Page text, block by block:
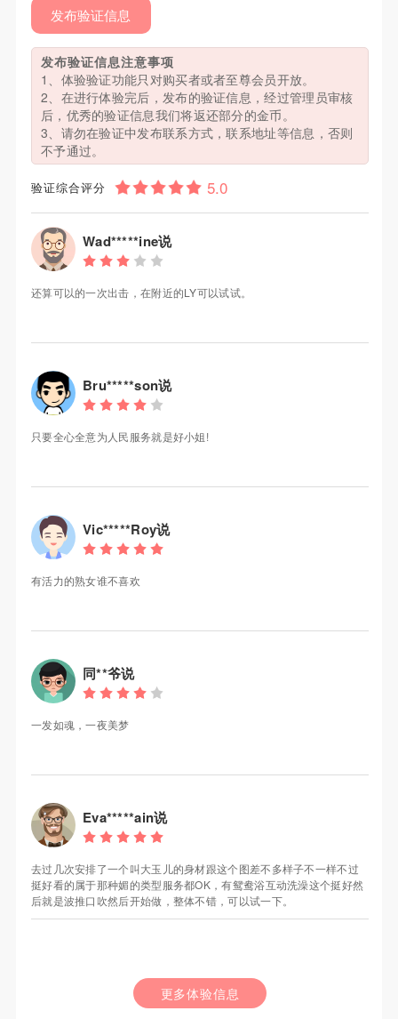
发布验证信息
发布验证信息注意事项
1、体验验证功能只对购买者或者至尊会员开放。
2、在进行体验完后，发布的验证信息，经过管理员审核
后，优秀的验证信息我们将返还部分的金币。
3、请勿在验证中发布联系方式，联系地址等信息，否则
不予通过。
验证综合评分
Wad*****ine说
还算可以的一次出击，在附近的LY可以试试。
Bru*****son说
只要全心全意为人民服务就是好小姐!
Vic*****Roy说
有活力的熟女谁不喜欢
同**爷说
一发如魂，一夜美梦
Eva*****ain说
去过几次安排了一个叫大玉儿的身材跟这个图差不多样子不一样不过
挺好看的属于那种媚的类型服务都OK，有鸳鸯浴互动洗澡这个挺好然
后就是波推口吹然后开始做，整体不错，可以试一下。
更多体验信息